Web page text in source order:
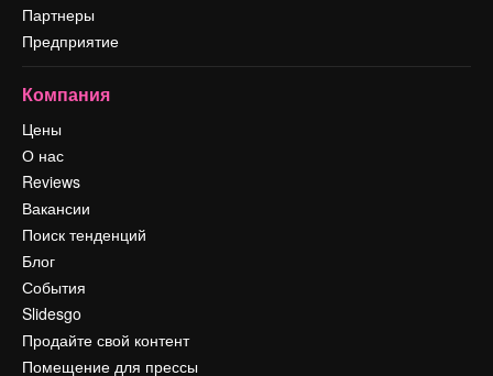
Партнеры
Предприятие
Компания
Цены
О нас
Reviews
Вакансии
Поиск тенденций
Блог
События
Slidesgo
Продайте свой контент
Помещение для прессы